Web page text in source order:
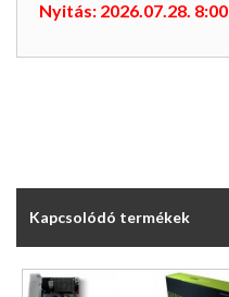
Nyitás: 2026.07.28. 8:00
Kapcsolódó termékek